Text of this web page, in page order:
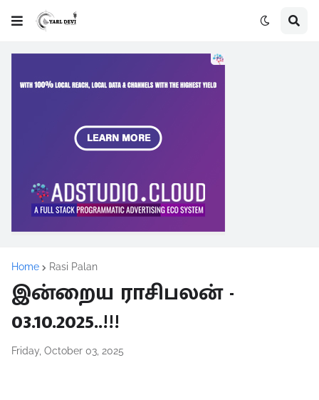
Home Rasi Palan
இன்றைய ராசிபலன் -
03.10.2025..!!!
Friday, October 03, 2025